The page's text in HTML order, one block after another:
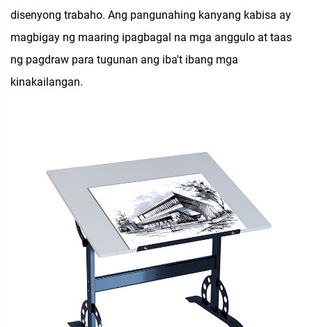
disenyong trabaho. Ang pangunahing kanyang kabisa ay
magbigay ng maaring ipagbagal na mga anggulo at taas
ng pagdraw para tugunan ang iba't ibang mga
kinakailangan.